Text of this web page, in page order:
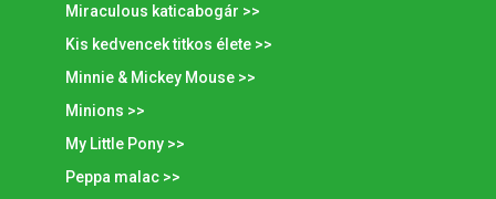
Miraculous katicabogár >>
Kis kedvencek titkos élete >>
Minnie & Mickey Mouse >>
Minions >>
My Little Pony >>
Peppa malac >>